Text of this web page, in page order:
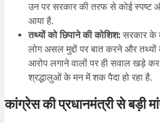
उन पर सरकार की तरफ से कोई स्पष्ट
आया है.
तथ्यों को छिपाने की कोशिश: सरकार के
लोग असल मुद्दों पर बात करने और
आरोप लगाने वालों पर ही सवाल खड़े
श्रद्धालुओं के मन में शक पैदा हो रहा है.
कांग्रेस की प्रधानमंत्री से बड़ी